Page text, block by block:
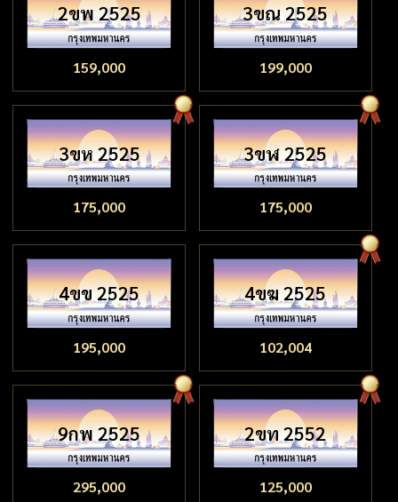
2ขพ 2525
159,000
3ขณ 2525
199,000
3ขห 2525
175,000
3ขฬ 2525
175,000
4ขข 2525
195,000
4ขฆ 2525
102,004
9กพ 2525
295,000
2ขท 2552
125,000